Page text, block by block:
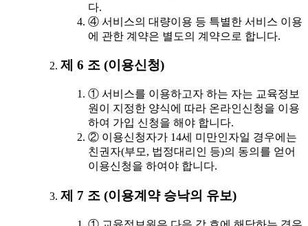
다.
④ 서비스의 대량이용 등 특별한 서비스 이용
에 관한 계약은 별도의 계약으로 합니다.
제 6 조 (이용신청)
① 서비스를 이용하고자 하는 자는 교육정보
원이 지정한 양식에 따라 온라인신청을 이용
하여 가입 신청을 해야 합니다.
② 이용신청자가 14세 미만인자일 경우에는
친권자(부모, 법정대리인 등)의 동의를 얻어
이용신청을 하여야 합니다.
제 7 조 (이용계약 승낙의 유보)